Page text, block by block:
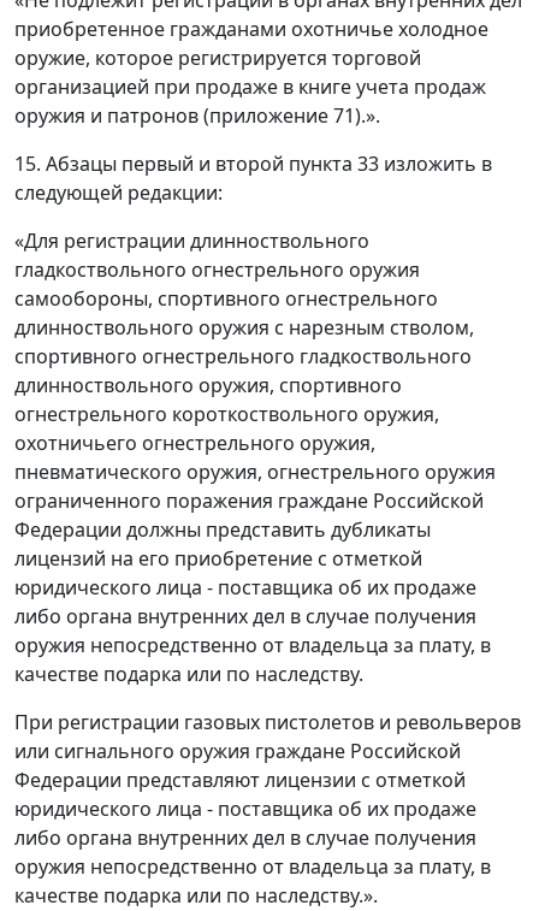
приобретенное гражданами охотничье холодное
оружие, которое регистрируется торговой
организацией при продаже в книге учета продаж
оружия и патронов (приложение 71).».
15. Абзацы первый и второй пункта 33 изложить в
следующей редакции:
«Для регистрации длинноствольного
гладкоствольного огнестрельного оружия
самообороны, спортивного огнестрельного
длинноствольного оружия с нарезным стволом,
спортивного огнестрельного гладкоствольного
длинноствольного оружия, спортивного
огнестрельного короткоствольного оружия,
охотничьего огнестрельного оружия,
пневматического оружия, огнестрельного оружия
ограниченного поражения граждане Российской
Федерации должны представить дубликаты
лицензий на его приобретение с отметкой
юридического лица - поставщика об их продаже
либо органа внутренних дел в случае получения
оружия непосредственно от владельца за плату, в
качестве подарка или по наследству.
При регистрации газовых пистолетов и револьверов
или сигнального оружия граждане Российской
Федерации представляют лицензии с отметкой
юридического лица - поставщика об их продаже
либо органа внутренних дел в случае получения
оружия непосредственно от владельца за плату, в
качестве подарка или по наследству.».